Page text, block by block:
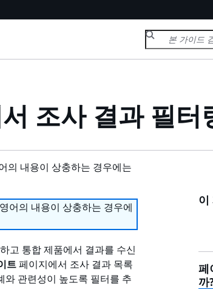
조사 결과 필터
의 내용이 상충하는 경우에는
어의 내용이 상충하는 경우에
고 통합 제품에서 결과를 수신
트 페이지에서 조사 결과 목록
와 관련성이 높도록 필터를 추
이
페
까